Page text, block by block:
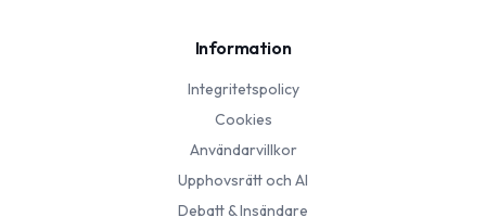
Information
Integritetspolicy
Cookies
Användarvillkor
Upphovsrätt och AI
Debatt & Insändare